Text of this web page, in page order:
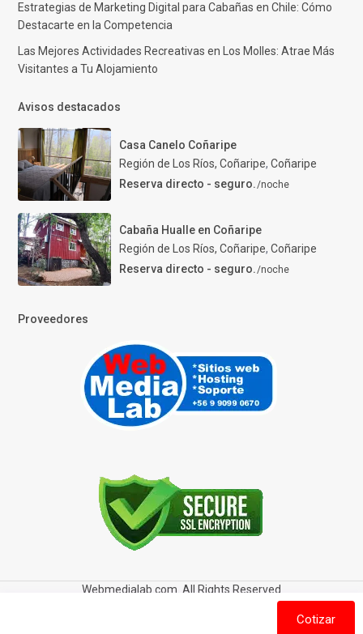
Estrategias de Marketing Digital para Cabañas en Chile: Cómo
Destacarte en la Competencia
Las Mejores Actividades Recreativas en Los Molles: Atrae Más
Visitantes a Tu Alojamiento
Avisos destacados
Casa Canelo Coñaripe
Región de Los Ríos, Coñaripe, Coñaripe
Reserva directo - seguro./noche
Cabaña Hualle en Coñaripe
Región de Los Ríos, Coñaripe, Coñaripe
Reserva directo - seguro./noche
Proveedores
Webmedialab.com. All Rights Reserved
Política de privacidad
Política de Cookies
Cotizar